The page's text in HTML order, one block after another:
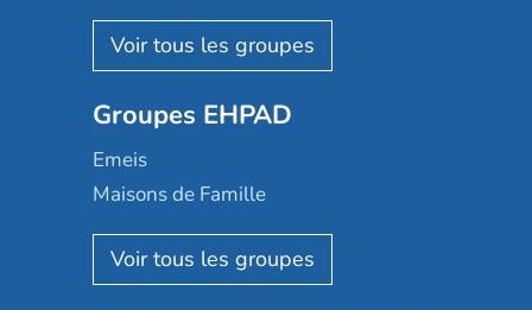
Nohée
Les Résidentiels
Mobicap
Domusvi
Happy Senior
Aquarelia
Nexity edenea
Groupes EHPAD
Emeis
Maisons de Famille
Korian
Emera